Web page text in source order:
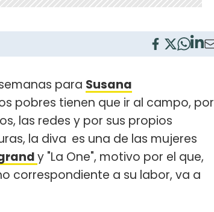
para Susana
pobres tienen que ir al campo, por
las redes y por sus propios
la diva es una de las mujeres
y "La One", motivo por el que,
correspondiente a su labor, va a